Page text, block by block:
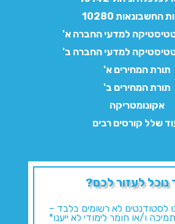
החשבונאות 10280
למדעי החברה א'
למדעי החברה ב'
תורת המחירים א'
תורת המחירים ב'
אקונומטריקה
שלל קורסים רבים
נוכל לעזור לכם?
לסטודנטים לא רשומים בלבד –
ו/או חומר לימודי לא ייענו*